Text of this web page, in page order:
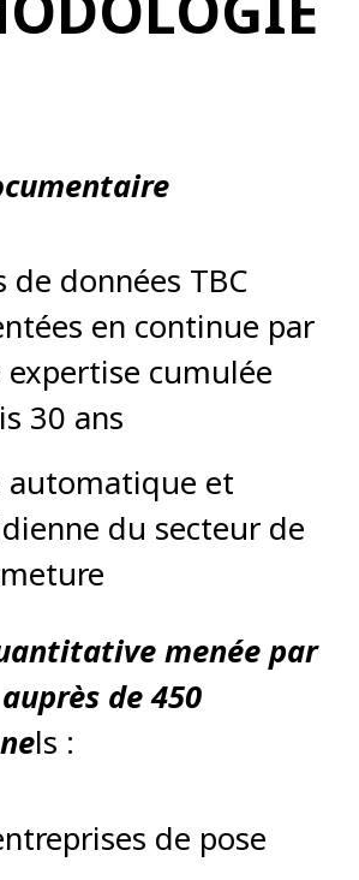
de données TBC
en continue par
expertise cumulée
30 ans
automatique et
du secteur de
menée par
de 450
ls :
de pose